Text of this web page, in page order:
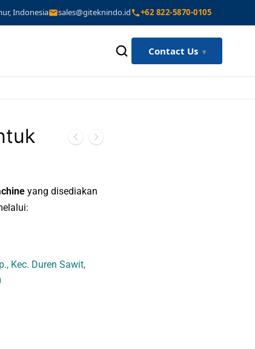
Indonesia sales@giteknindo.id +62 822-5870-0105
Contact Us
yang disediakan
Kec. Duren Sawit,